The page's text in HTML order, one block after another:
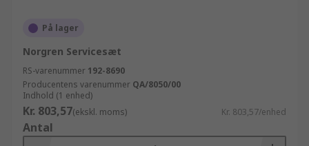
På lager
Norgren Servicesæt
RS-varenummer 192-8690
Producentens varenummer QA/8050/00
Indhold (1 enhed)
Kr. 803,57(ekskl. moms) Kr. 803,57/enhed
Antal